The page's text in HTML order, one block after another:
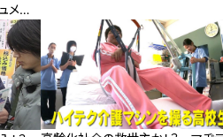
メン
第５５